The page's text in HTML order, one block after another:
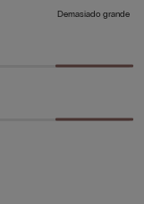
Demasiado grande